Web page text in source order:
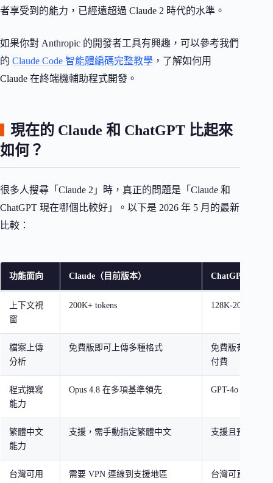
者享受到的能力，已經遠超過 Claude 2 時代的水準。
如果你對 Anthropic 的開發者工具有興趣，可以參考我們
的 Claude Code 智能體編碼完整教學 ，了解如何用
Claude 在終端機輔助程式開發。
現在的 Claude 和 ChatGPT 比起來
如何？
很多人搜尋「Claude 2」時，真正的問題是「Claude 和
ChatGPT 現在哪個比較好」。以下是 2026 年 5 月的最新
比較：
功能面向 Claude（目前版本） ChatGPT（目
上下文視
窗
200K+ tokens 128K-200K
檔案上傳
分析
免費版即可上傳多種格式
免費版有限支援
付費
程式撰寫
能力
Opus 4.8 在多項基準領先 GPT-4o / o 系列
繁體中文
能力
支援，需手動指定繁體中文 支援且預設辨識
台灣可用
需要 VPN 連線到支援地區 台灣可直接使用